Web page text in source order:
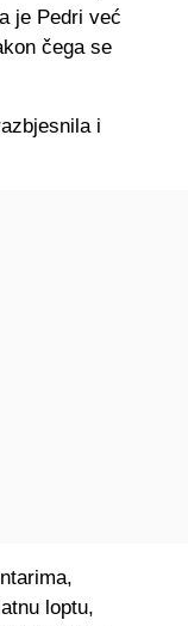
je Pedri već
čega se
i
loptu,